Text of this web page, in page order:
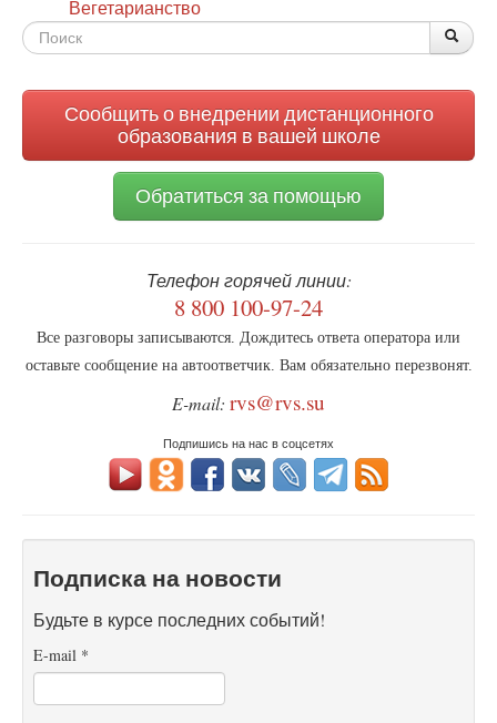
Вегетарианство
Форма
Сообщить о внедрении дистанционного
образования в вашей школе
Обратиться за помощью
Телефон горячей линии:
8 800 100-97-24
Все разговоры записываются. Дождитесь ответа оператора или
оставьте сообщение на автоответчик. Вам обязательно перезвонят.
E-mail: rvs@rvs.su
Подпишись на нас в соцсетях
Подписка на новости
Будьте в курсе последних событий!
E-mail *